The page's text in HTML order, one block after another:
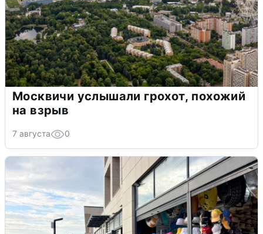
Москвичи услышали грохот, похожий
на взрыв
7 августа 0